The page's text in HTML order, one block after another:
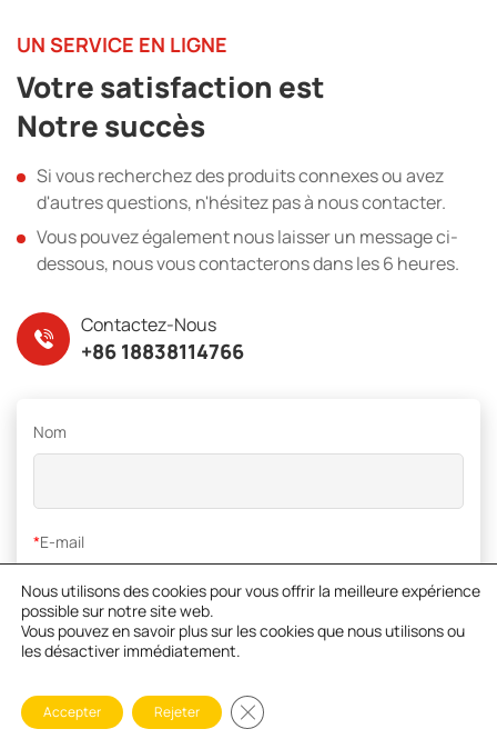
UN SERVICE EN LIGNE
Votre satisfaction est
Notre succès
Si vous recherchez des produits connexes ou avez
d'autres questions, n'hésitez pas à nous contacter.
Vous pouvez également nous laisser un message ci-
dessous, nous vous contacterons dans les 6 heures.
Contactez-Nous
+86 18838114766
Nom
*E-mail
*Téléphone
Nous utilisons des cookies pour vous offrir la meilleure expérience
possible sur notre site web.
Vous pouvez en savoir plus sur les cookies que nous utilisons ou
les désactiver immédiatement.
Accepter Rejeter Fermer la bannière des cookies